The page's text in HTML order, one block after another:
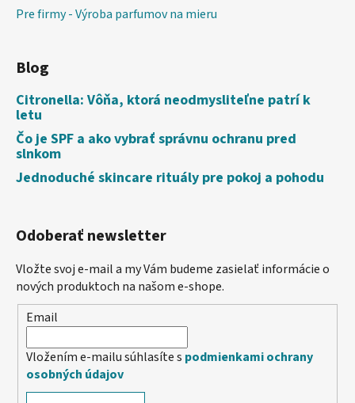
Pre firmy - Výroba parfumov na mieru
Blog
Citronella: Vôňa, ktorá neodmysliteľne patrí k
letu
Čo je SPF a ako vybrať správnu ochranu pred
slnkom
Jednoduché skincare rituály pre pokoj a pohodu
Odoberať newsletter
Vložte svoj e-mail a my Vám budeme zasielať informácie o
nových produktoch na našom e-shope.
Email
Vložením e-mailu súhlasíte s podmienkami ochrany
osobných údajov